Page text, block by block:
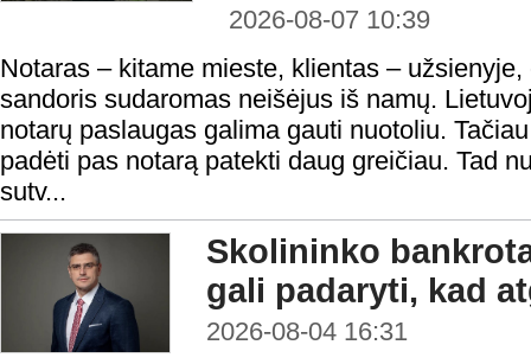
2026-08-07 10:39
Notaras – kitame mieste, klientas –
sandoris sudaromas neišėjus iš namų.
notarų paslaugas galima gauti nuotoliu.
padėti pas notarą patekti daug greičiau. Tad
sutv...
Skolininko
gali padaryti, kad
2026-08-04 16:31